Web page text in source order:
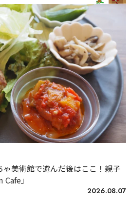
ゃ美術館で遊んだ後はここ！親子
」
2026.08.07